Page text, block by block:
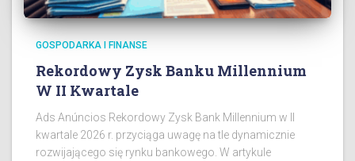
GOSPODARKA I FINANSE
Rekordowy Zysk Banku Millennium
W II Kwartale
Ads Anúncios Rekordowy Zysk Bank Millennium w II
kwartale 2026 r. przyciąga uwagę na tle dynamicznie
rozwijającego się rynku bankowego. W artykule